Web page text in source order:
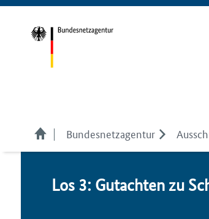
Bundesnetzagentur
Los 3: Gutachten zu